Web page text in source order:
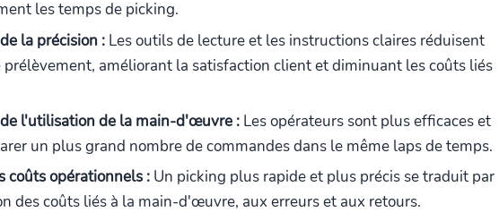
les temps de picking.
la précision : Les outils de lecture et les instructions claires réduisent
prélèvement, améliorant la satisfaction client et diminuant les coûts liés
l'utilisation de la main-d'œuvre : Les opérateurs sont plus efficaces et
un plus grand nombre de commandes dans le même laps de temps.
coûts opérationnels : Un picking plus rapide et plus précis se traduit par
des coûts liés à la main-d'œuvre, aux erreurs et aux retours.